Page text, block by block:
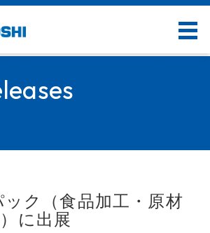
ク（食品加工・原材
に出展